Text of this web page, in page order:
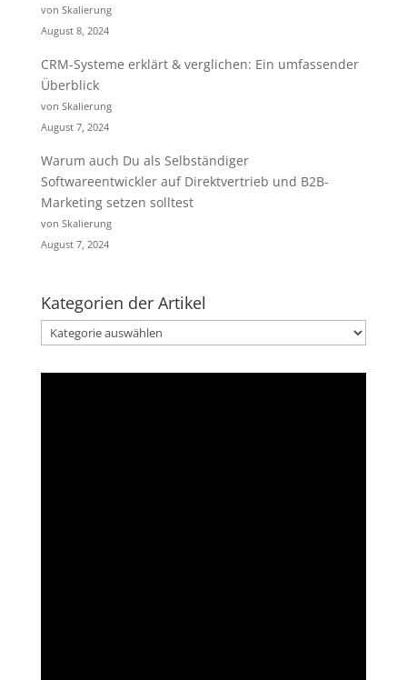
von Skalierung
August 8, 2024
CRM-Systeme erklärt & verglichen: Ein umfassender
Überblick
von Skalierung
August 7, 2024
Warum auch Du als Selbständiger
Softwareentwickler auf Direktvertrieb und B2B-
Marketing setzen solltest
von Skalierung
August 7, 2024
Kategorien der Artikel
Kategorien
der
Artikel